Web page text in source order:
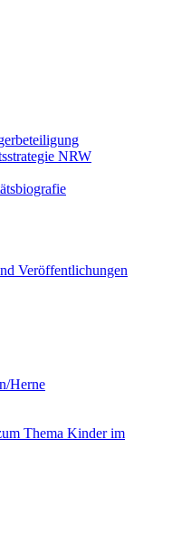
NRW
Veröffentlichungen
Herne
Thema Kinder im